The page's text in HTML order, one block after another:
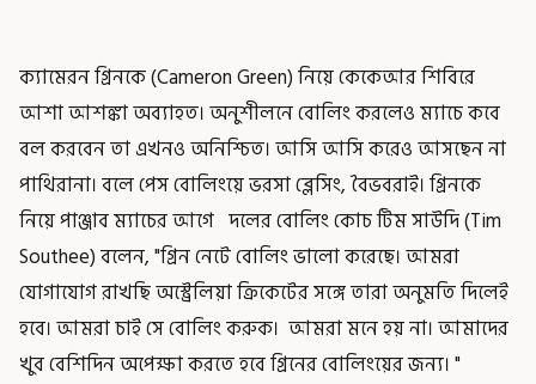
ক্যামেরন গ্রিনকে (Cameron Green) নিয়ে কেকেআর শিবিরে
আশা আশঙ্কা অব্যাহত। অনুশীলনে বোলিং করলেও ম্যাচে কবে
বল করবেন তা এখনও অনিশ্চিত। আসি আসি করেও আসছেন না
পাথিরানা। বলে পেস বোলিংয়ে ভরসা ব্লেসিং, বৈভবরাই। গ্রিনকে
নিয়ে পাঞ্জাব ম্যাচের আগে দলের বোলিং কোচ টিম সাউদি (Tim
Southee) বলেন, "গ্রিন নেটে বোলিং ভালো করেছে। আমরা
যোগাযোগ রাখছি অস্ট্রেলিয়া ক্রিকেটের সঙ্গে তারা অনুমতি দিলেই
হবে। আমরা চাই সে বোলিং করুক। আমরা মনে হয় না। আমাদের
খুব বেশিদিন অপেক্ষা করতে হবে গ্রিনের বোলিংয়ের জন্য। "